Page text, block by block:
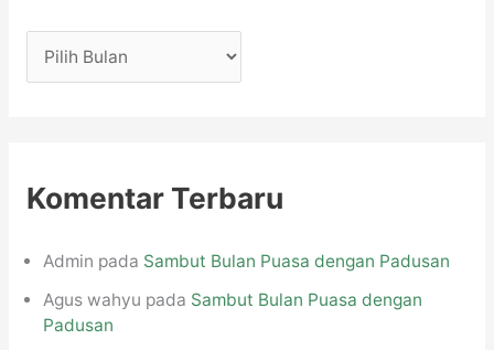
r
p
Komentar Terbaru
Admin pada Sambut Bulan Puasa dengan Padusan
Agus wahyu pada Sambut Bulan Puasa dengan
Padusan